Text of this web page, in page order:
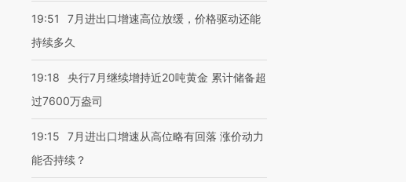
19:51
7月进出口增速高位放缓，价格驱动还能
持续多久
19:18
央行7月继续增持近20吨黄金 累计储备超
过7600万盎司
19:15
7月进出口增速从高位略有回落 涨价动力
能否持续？